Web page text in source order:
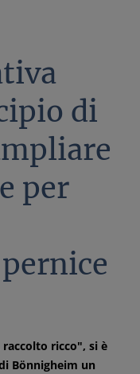
di
per
ricco", si è
Bönnigheim un